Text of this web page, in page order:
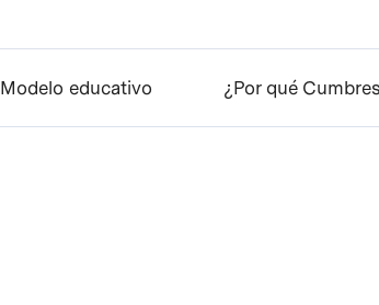
Modelo educativo ¿Por qué